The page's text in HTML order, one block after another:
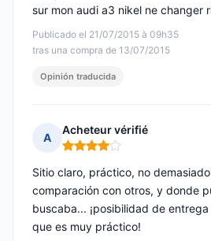
Publicado el 21/07/2015 à 09h35
tras una compra de 13/07/2015
sur mon audi a3 nikel ne changer
Opinión traducida
A
Acheteur vérifié
Nota: 4 de 5
Sitio claro, práctico, no
comparación con otros, y donde
buscaba... ¡posibilidad de
que es muy práctico!